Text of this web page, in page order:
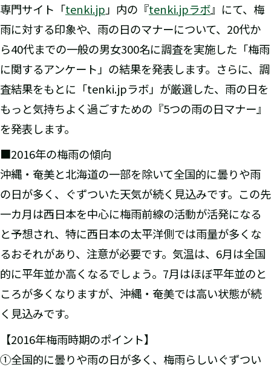
専門サイト「tenki.jp 」内の『tenki.jpラボ』にて、梅
雨に対する印象や、雨の日のマナーについて、20代か
ら40代までの一般の男女300名に調査を実施した「梅雨
に関するアンケート」の結果を発表します。さらに、調
査結果をもとに「tenki.jpラボ」が厳選した、雨の日を
もっと気持ちよく過ごすための『5つの雨の日マナー』
を発表します。
■2016年の梅雨の傾向
沖縄・奄美と北海道の一部を除いて全国的に曇りや雨
の日が多く、ぐずついた天気が続く見込みです。この先
一カ月は西日本を中心に梅雨前線の活動が活発になる
と予想され、特に西日本の太平洋側では雨量が多くな
るおそれがあり、注意が必要です。気温は、6月は全国
的に平年並か高くなるでしょう。7月はほぼ平年並のと
ころが多くなりますが、沖縄・奄美では高い状態が続
く見込みです。
【2016年梅雨時期のポイント】
①全国的に曇りや雨の日が多く、梅雨らしいぐずつい